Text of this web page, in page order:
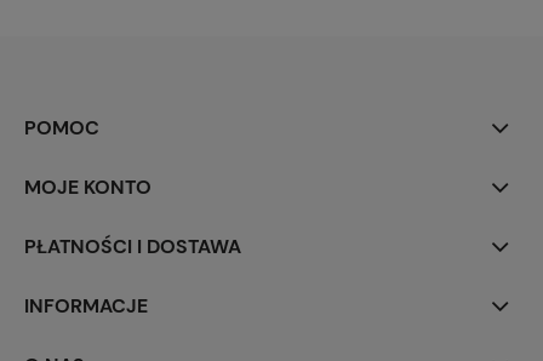
POMOC
MOJE KONTO
PŁATNOŚCI I DOSTAWA
INFORMACJE